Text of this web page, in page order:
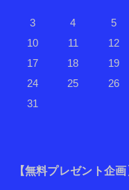
3
4 5
10
11 12
17
18 19
24
25 26
31
【無料プレゼント企画